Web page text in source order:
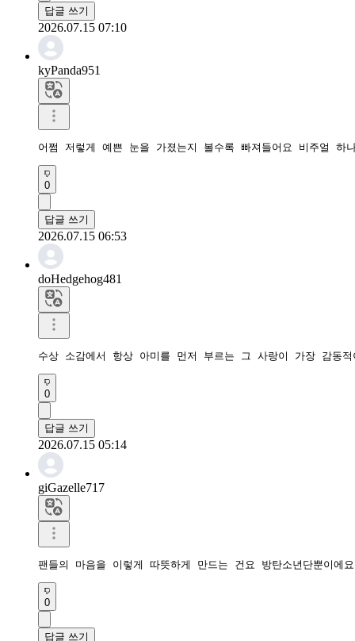
답글 쓰기
2026.07.15 07:10
kyPanda951
어쩜 저렇게 예쁜 눈을 가졌는지 볼수록 빠져들어요 비주얼 하
0
답글 쓰기
2026.07.15 06:53
doHedgehog481
수상 소감에서 항상 아미를 먼저 부르는 그 사랑이 가장 감동
0
답글 쓰기
2026.07.15 05:14
giGazelle717
팬들의 마음을 이렇게 따뜻하게 만드는 건요 방탄소년단뿐이에
0
답글 쓰기